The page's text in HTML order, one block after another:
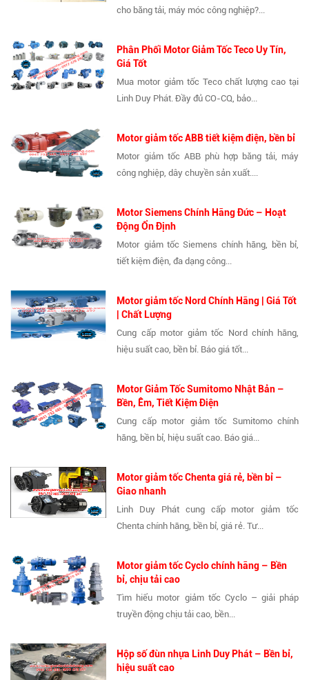
cho băng tải, máy móc công nghiệp?...
Phân Phối Motor Giảm Tốc Teco Uy Tín,
Giá Tốt
Mua motor giảm tốc Teco chất lượng cao tại
Linh Duy Phát. Đầy đủ CO-CQ, bảo...
Motor giảm tốc ABB tiết kiệm điện, bền bỉ
Motor giảm tốc ABB phù hợp băng tải, máy
công nghiệp, dây chuyền sản xuất....
Motor Siemens Chính Hãng Đức – Hoạt
Động Ổn Định
Motor giảm tốc Siemens chính hãng, bền bỉ,
tiết kiệm điện, đa dạng công...
Motor giảm tốc Nord Chính Hãng | Giá Tốt
| Chất Lượng
Cung cấp motor giảm tốc Nord chính hãng,
hiệu suất cao, bền bỉ. Báo giá tốt...
Motor Giảm Tốc Sumitomo Nhật Bản –
Bền, Êm, Tiết Kiệm Điện
Cung cấp motor giảm tốc Sumitomo chính
hãng, bền bỉ, hiệu suất cao. Báo giá...
Motor giảm tốc Chenta giá rẻ, bền bỉ –
Giao nhanh
Linh Duy Phát cung cấp motor giảm tốc
Chenta chính hãng, bền bỉ, giá rẻ. Tư...
Motor giảm tốc Cyclo chính hãng – Bền
bỉ, chịu tải cao
Tìm hiểu motor giảm tốc Cyclo – giải pháp
truyền động chịu tải cao, bền...
Hộp số đùn nhựa Linh Duy Phát – Bền bỉ,
hiệu suất cao